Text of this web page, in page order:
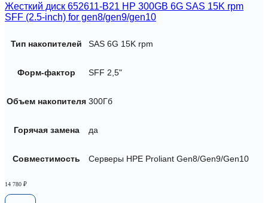
Жесткий диск 652611-B21 HP 300GB 6G SAS 15K rpm
SFF (2.5-inch) for gen8/gen9/gen10
Тип накопителей SAS 6G 15K rpm
Форм-фактор SFF 2,5"
Объем накопителя 300Гб
Горячая замена да
Совместимость Серверы HPE Proliant Gen8/Gen9/Gen10
14 780 ₽